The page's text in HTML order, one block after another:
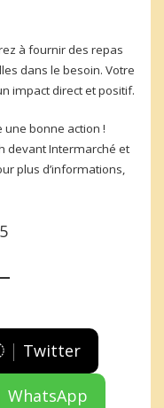
à fournir des repas
dans le besoin. Votre
impact direct et positif.
bonne action !
devant Intermarché et
plus d’informations,
Twitter
WhatsApp